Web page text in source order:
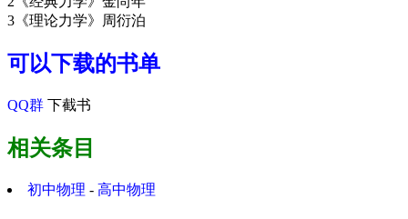
3《理论力学》周衍泊
可以下载的书单
QQ群 下截书
相关条目
初中物理 - 高中物理